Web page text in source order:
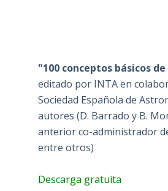
"100 conceptos básicos
editado por INTA en
Sociedad Española de
autores (D. Barrado y B.
anterior co-administrador
entre otros)
Descarga gratuita